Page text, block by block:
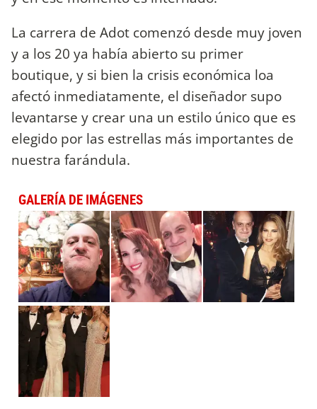
La carrera de Adot comenzó desde muy joven
y a los 20 ya había abierto su primer
boutique, y si bien la crisis económica loa
afectó inmediatamente, el diseñador supo
levantarse y crear una un estilo único que es
elegido por las estrellas más importantes de
nuestra farándula.
GALERÍA DE IMÁGENES